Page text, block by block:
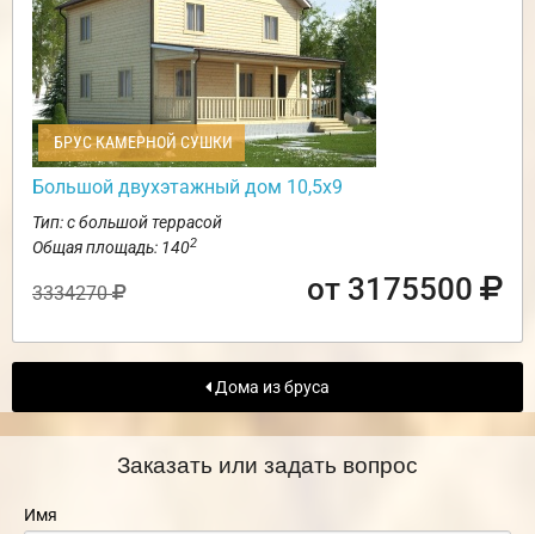
БРУС КАМЕРНОЙ СУШКИ
Большой двухэтажный дом 10,5х9
Тип: с большой террасой
Общая площадь: 1402
3334270 от 3175500
Дома из бруса
Заказать или задать вопрос
Имя